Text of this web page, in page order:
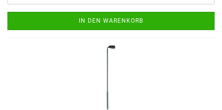
IN DEN WARENKORB